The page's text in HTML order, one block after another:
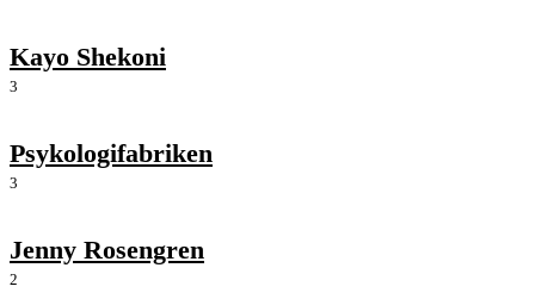
Kayo Shekoni
3
Psykologifabriken
3
Jenny Rosengren
2